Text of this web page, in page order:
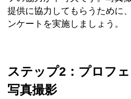
提供に協力してもらうために
ンケートを実施しましょう。
ステップ2：プロフ
写真撮影